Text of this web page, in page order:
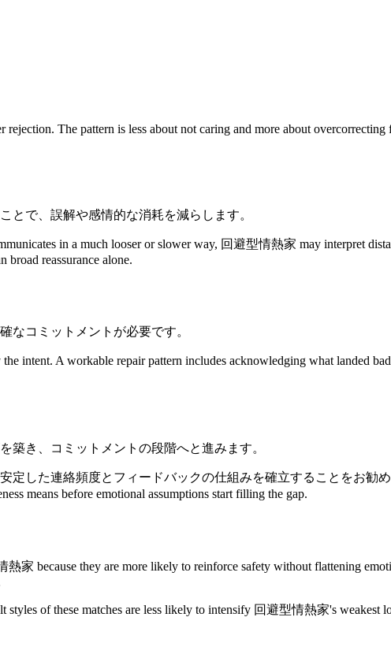
The pattern is less about not caring and more about
とで、誤解や感情的な消耗を減らします。
in a much looser or slower way, 回避型情熱家 may interpret
broad reassurance alone.
なコミットメントが必要です。
intent. A workable repair pattern includes acknowledging what landed
築き、コミットメントの段階へと進みます。
した連絡頻度とフィードバックの仕組みを確立することをお勧め
means before emotional assumptions start filling the gap.
because they are more likely to reinforce safety without flattening
styles of these matches are less likely to intensify 回避型情熱家's weakest